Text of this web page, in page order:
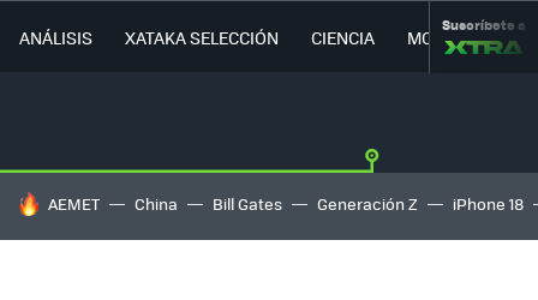
ANÁLISIS XATAKA SELECCIÓN CIENCIA MOVILIDAD
Suscríbete a
HOY SE HABLA DE
AEMET China Bill Gates Generación Z iPhone 18